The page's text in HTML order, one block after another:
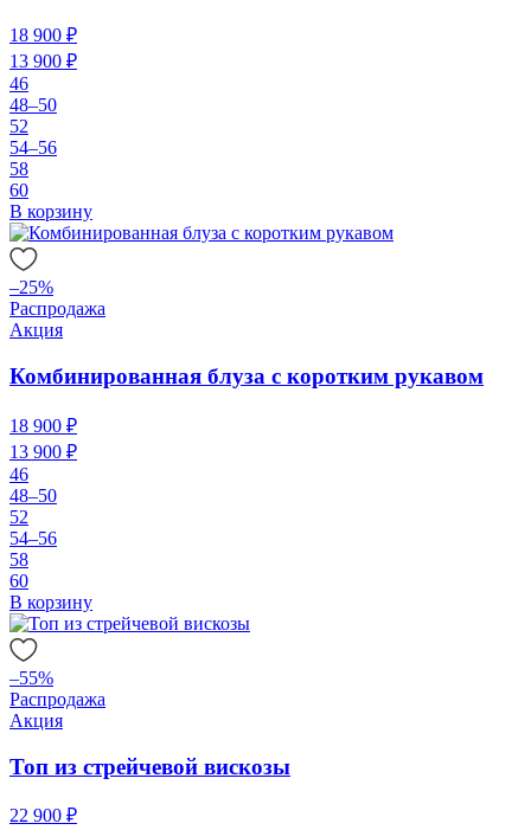
18 900 ₽
13 900 ₽
46
48–50
52
54–56
58
60
В корзину
–25%
Распродажа
Акция
Комбинированная блуза с коротким рукавом
18 900 ₽
13 900 ₽
46
48–50
52
54–56
58
60
В корзину
–55%
Распродажа
Акция
Топ из стрейчевой вискозы
22 900 ₽